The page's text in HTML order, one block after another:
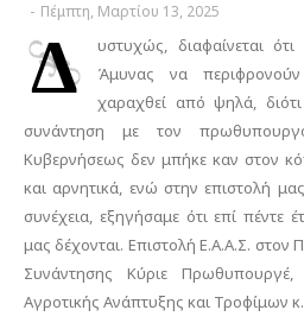
- Πέμπτη, Μαρτίου 13, 2025
Δ
υστυχώς, διαφαίνεται
Άμυνας να
χαραχθεί από ψηλά,
συνάντηση με τον
Κυβερνήσεως δεν μπήκε καν στον
και αρνητικά, ενώ στην επιστολή
συνέχεια, εξηγήσαμε ότι επί πέντε
μας δέχονται. Επιστολή Ε.Α.Α.Σ.
Συνάντησης Κύριε
Αγροτικής Ανάπτυξης και Τροφίμων